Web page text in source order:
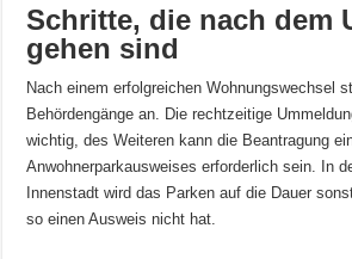
Schritte, die nach dem
gehen sind
Nach einem erfolgreichen Wohnungswechsel
Behördengänge an. Die rechtzeitige
wichtig, des Weiteren kann die Beantragung
Anwohnerparkausweises erforderlich sein. In
Innenstadt wird das Parken auf die Dauer
so einen Ausweis nicht hat.